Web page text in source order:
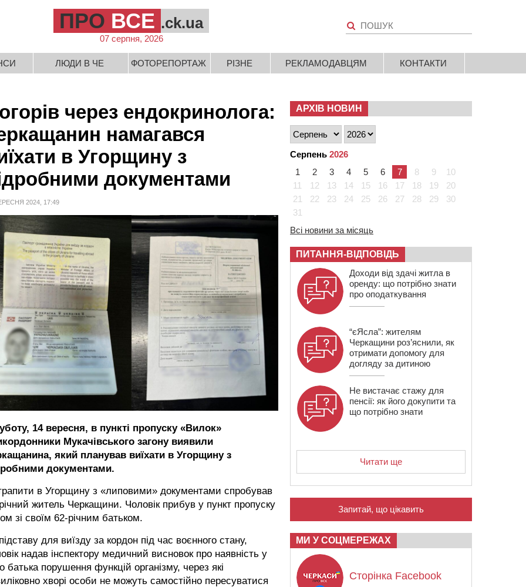
ПРО ВСЕ .ck.ua
07 серпня, 2026
ЛЮДИ В ЧЕ ФОТОРЕПОРТАЖ РІЗНЕ РЕКЛАМОДАВЦЯМ КОНТАКТИ
через ендокринолога:
намагався
в Угорщину з
документами
2024, 17:49
14 вересня, в пункті пропуску «Вилок»
Мукачівського загону виявили
який планував виїхати в Угорщину з
документами.
в Угорщину з «липовими» документами спробував
житель Черкащини. Чоловік прибув у пункт пропуску
зі своїм 62-річним батьком.
для виїзду за кордон під час воєнного стану,
надав інспектору медичний висновок про наявність у
батька порушення функцій організму, через які
хворі особи не можуть самостійно пересуватися
АРХІВ НОВИН
Серпень 2026
1
2 3 4 5 6 7 8 9
10
11
12 13 14 15 16 17 18 19
20
21
22 23 24 25 26 27 28 29
30
31
Всі новини за місяць
ПИТАННЯ-ВІДПОВІДЬ
Доходи від здачі житла в
оренду: що потрібно знати
про оподаткування
“єЯсла”: жителям
Черкащини роз’яснили, як
отримати допомогу для
догляду за дитиною
Не вистачає стажу для
пенсії: як його докупити та
що потрібно знати
Читати ще
Запитай, що цікавить
МИ У СОЦМЕРЕЖАХ
Сторінка Facebook